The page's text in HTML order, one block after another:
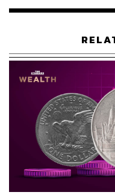
ต้องหันไปพึ่งพาการค้า
แม้ว่าจีนพยายามเลี่ยงไ
สงครามยูเครนอย่างเปิ
การค้าและลงทุนในรัสเซี
รัสเซียไม่พังและเติบโต
สหรัฐฯ และชาติตะวันต
โอกาสของจีนที่ได้ยื่นมือ
รัสเซีย ในด้านต่างๆ ดังนี้
ประเด็นแรก การค้ากับ